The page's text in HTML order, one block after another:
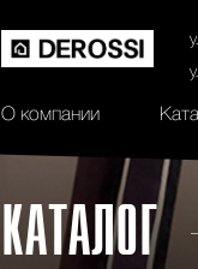
О компании
История
КАТАЛОГ